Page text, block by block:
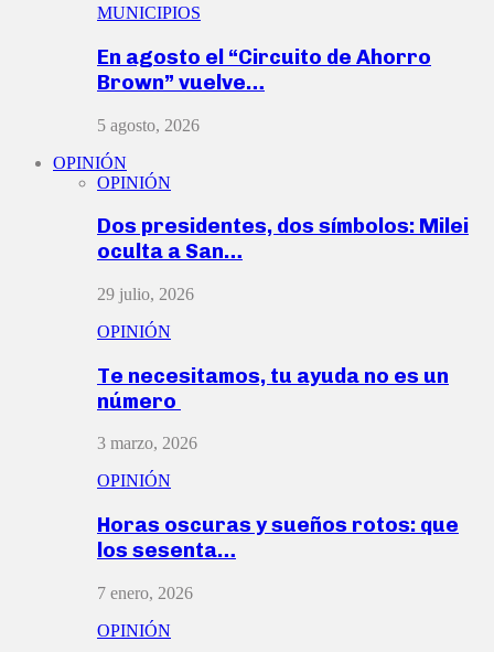
MUNICIPIOS
En agosto el “Circuito de Ahorro
Brown” vuelve…
5 agosto, 2026
OPINIÓN
OPINIÓN
Dos presidentes, dos símbolos: Milei
oculta a San…
29 julio, 2026
OPINIÓN
Te necesitamos, tu ayuda no es un
número
3 marzo, 2026
OPINIÓN
Horas oscuras y sueños rotos: que
los sesenta…
7 enero, 2026
OPINIÓN